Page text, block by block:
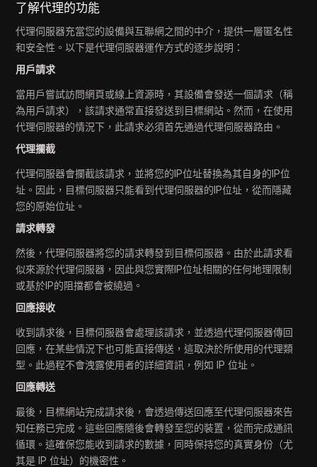
了解代理的功能
代理伺服器充當您的設備與互聯網之間的中介，提供一層匿名性
和安全性。以下是代理伺服器運作方式的逐步說明：
用戶請求
當用戶嘗試訪問網頁或線上資源時，其設備會發送一個請求（稱
為用戶請求），該請求通常直接發送到目標網站。然而，在使用
代理伺服器的情況下，此請求必須首先通過代理伺服器路由。
代理攔截
代理伺服器會攔截該請求，並將您的IP位址替換為其自身的IP位
址。因此，目標伺服器只能看到代理伺服器的IP位址，從而隱藏
您的原始位址。
請求轉發
然後，代理伺服器將您的請求轉發到目標伺服器。由於此請求看
似來源於代理伺服器，因此與您實際IP位址相關的任何地理限制
或基於IP的阻擋都會被繞過。
回應接收
收到請求後，目標伺服器會處理該請求，並透過代理伺服器傳回
回應，在某些情況下也可能直接傳送，這取決於所使用的代理類
型。此過程不會洩露使用者的詳細資訊，例如 IP 位址。
回應轉送
最後，目標網站完成請求後，會透過傳送回應至代理伺服器來告
知任務已完成。這些回應隨後會轉發至您的裝置，從而完成通訊
循環。這確保您能收到請求的數據，同時保持您的真實身份（尤
其是 IP 位址）的機密性。